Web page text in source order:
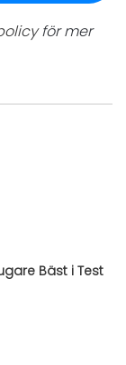
för mer
Bäst i Test